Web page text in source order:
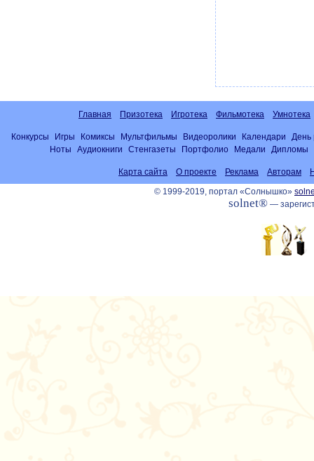
Главная Призотека Игротека Фильмотека Умнотека
Конкурсы Игры Комиксы Мультфильмы Видеоролики Календари
День
Ноты
Аудиокниги Стенгазеты Портфолио Медали Дипломы
Карта сайта О проекте Реклама Авторам
© 1999-2019, портал «Солнышко»
solnet®—